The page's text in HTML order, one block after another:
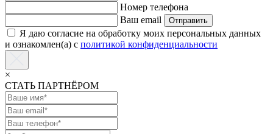
Номер телефона
Ваш email
Отправить
Я даю согласие на обработку моих персональных данных
и ознакомлен(а) с политикой конфиденциальности
×
СТАТЬ ПАРТНЁРОМ